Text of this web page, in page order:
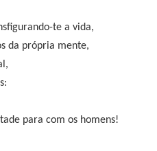
te a vida,
da própria mente,
para com os homens!